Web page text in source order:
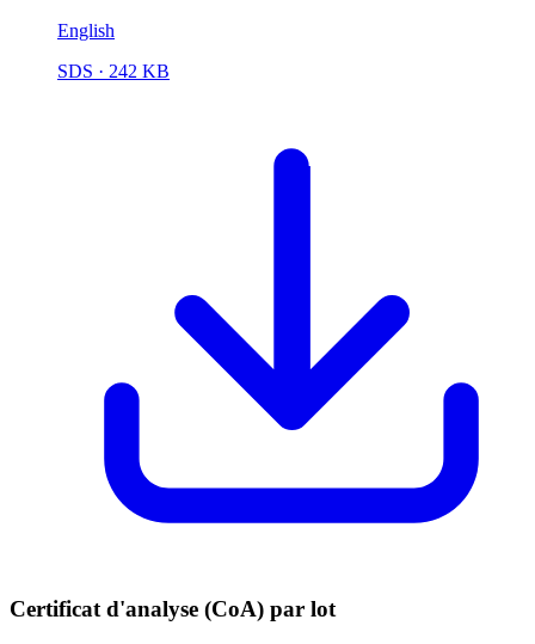
English
SDS · 242 KB
Certificat d'analyse (CoA) par lot